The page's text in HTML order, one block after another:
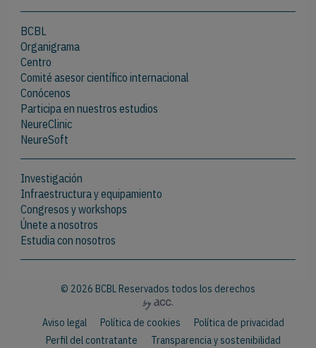
BCBL
Organigrama
Centro
Comité asesor científico internacional
Conócenos
Participa en nuestros estudios
NeureClinic
NeureSoft
Investigación
Infraestructura y equipamiento
Congresos y workshops
Únete a nosotros
Estudia con nosotros
© 2026 BCBL Reservados todos los derechos
Aviso legal Política de cookies
Política de privacidad
Perfil del contratante
Transparencia y sostenibilidad